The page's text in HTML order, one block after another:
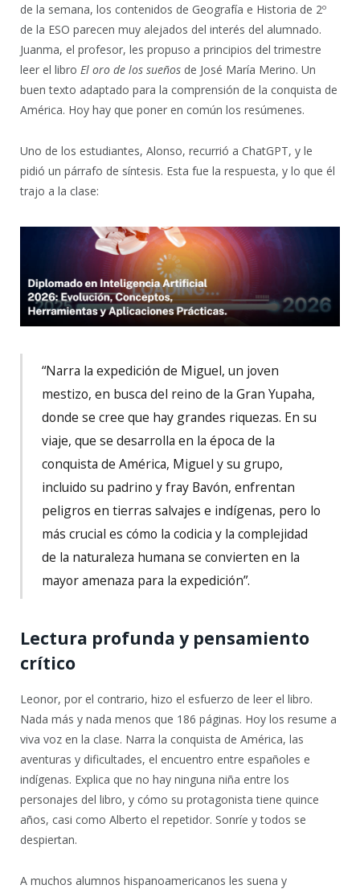
de la semana, los contenidos de Geografía e Historia de 2º
de la ESO parecen muy alejados del interés del alumnado.
Juanma, el profesor, les propuso a principios del trimestre
leer el libro El oro de los sueños de José María Merino. Un
buen texto adaptado para la comprensión de la conquista de
América. Hoy hay que poner en común los resúmenes.
Uno de los estudiantes, Alonso, recurrió a ChatGPT, y le
pidió un párrafo de síntesis. Esta fue la respuesta, y lo que él
trajo a la clase:
“Narra la expedición de Miguel, un joven
mestizo, en busca del reino de la Gran Yupaha,
donde se cree que hay grandes riquezas. En su
viaje, que se desarrolla en la época de la
conquista de América, Miguel y su grupo,
incluido su padrino y fray Bavón, enfrentan
peligros en tierras salvajes e indígenas, pero lo
más crucial es cómo la codicia y la complejidad
de la naturaleza humana se convierten en la
mayor amenaza para la expedición”.
Lectura profunda y pensamiento
crítico
Leonor, por el contrario, hizo el esfuerzo de leer el libro.
Nada más y nada menos que 186 páginas. Hoy los resume a
viva voz en la clase. Narra la conquista de América, las
aventuras y dificultades, el encuentro entre españoles e
indígenas. Explica que no hay ninguna niña entre los
personajes del libro, y cómo su protagonista tiene quince
años, casi como Alberto el repetidor. Sonríe y todos se
despiertan.
A muchos alumnos hispanoamericanos les suena y